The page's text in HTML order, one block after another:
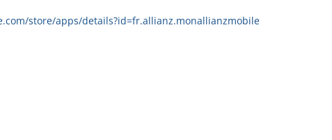
store/apps/details?id=fr.allianz.monallianzmobile